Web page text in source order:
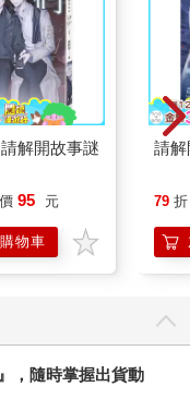
主導——這人是福音
Peters）。艾德瑞安
韓的團隊剛從中國實
經營「韓國援手」
年。
年來，他的活動主要
人權，並親自安排類似
而以第二種角色來
素。要助人逃脫，就必
機會才最大。
二○○四年底一趟前往
為布朗大學的自由北
北韓的意識，並說服他
家，但他們仍有能力
輕人關注北韓人權是
解開故事謎
95 元
物車
請解
79 折
，隨時掌握出貨動